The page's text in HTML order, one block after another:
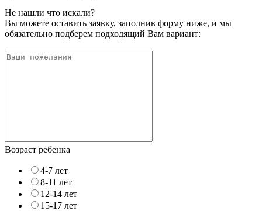
Не нашли что искали?
Вы можете оставить заявку, заполнив форму ниже, и мы
обязательно подберем подходящий Вам вариант:
Возраст ребенка
4-7 лет
8-11 лет
12-14 лет
15-17 лет